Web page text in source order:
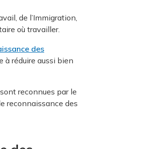
de l’Immigration,
où travailler.
des
à réduire aussi bien
reconnues par le
reconnaissance des